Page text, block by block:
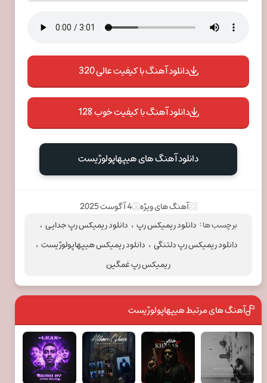
دانلود آهنگ با کیفیت عالی 320
دانلود آهنگ با کیفیت خوب 128
دانلود آهنگ های هیپهاپولوژیست
آهنگ های ویژه 4 آگوست 2025
برچسب ها : دانلود ریمیکس رپ ، دانلود ریمیکس رپ جدایی ،
دانلود ریمیکس رپ دلتنگی ، دانلود ریمیکس هیپهاپولوژیست ،
ریمیکس رپ غمگین
آهنگ های مرتبط هیپهاپولوژیست